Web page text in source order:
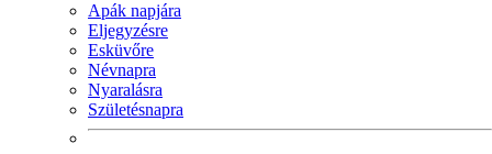
Apák napjára
Eljegyzésre
Esküvőre
Névnapra
Nyaralásra
Születésnapra